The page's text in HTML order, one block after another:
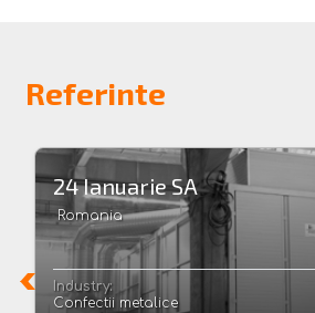
Referinte
24 Ianuarie SA
Romania
Industry:
Confectii metalice